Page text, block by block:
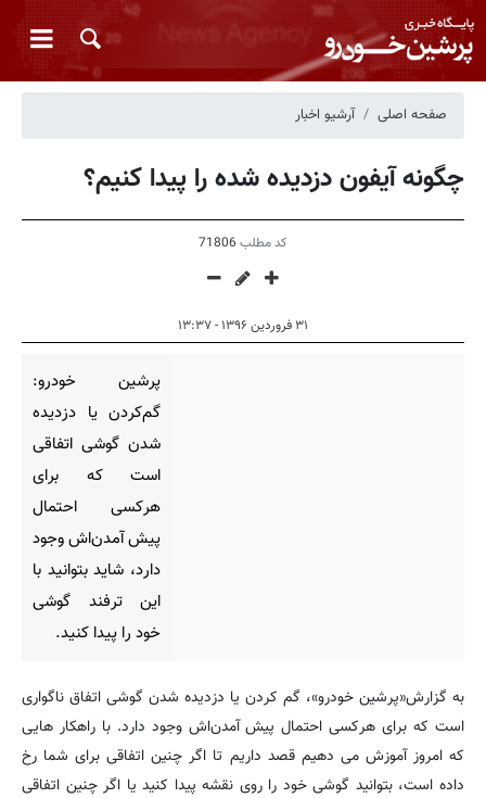
صفحه اصلی آرشیو اخبار
چگونه آیفون دزدیده شده را پیدا کنیم؟
کد مطلب 71806
۳۱ فروردین ۱۳۹۶ - ۱۳:۳۷
پرشین خودرو:
گم‌کردن یا دزدیده
شدن گوشی اتفاقی
است که برای
هرکسی احتمال
پیش آمدن‌اش وجود
دارد، شاید بتوانید با
این ترفند گوشی
خود را پیدا کنید.
به گزارش«پرشین خودرو»، گم کردن یا دزدیده شدن گوشی اتفاق ناگواری
است که برای هرکسی احتمال پیش آمدن‌اش وجود دارد. با راهکار هایی
که امروز آموزش می دهیم قصد داریم تا اگر چنین اتفاقی برای شما رخ
داده است، بتوانید گوشی خود را روی نقشه پیدا کنید یا اگر چنین اتفاقی